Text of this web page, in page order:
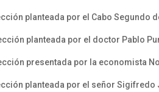
planteada por el Cabo Segundo
planteada por el doctor Pablo
presentada por la economista
planteada por el señor